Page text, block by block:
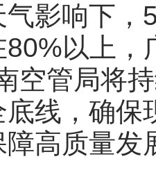
影响下，
以上
空管局将
线，确保
高质量发